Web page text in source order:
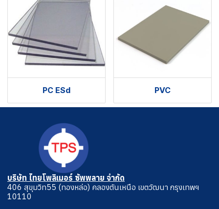
PC ESd PVC
บริษัท ไทยโพลิเมอร์ ซัพพลาย จำกัด
406 สุขุมวิท55 (ทองหล่อ) คลองตันเหนือ เขตวัฒนา กรุงเทพฯ
10110